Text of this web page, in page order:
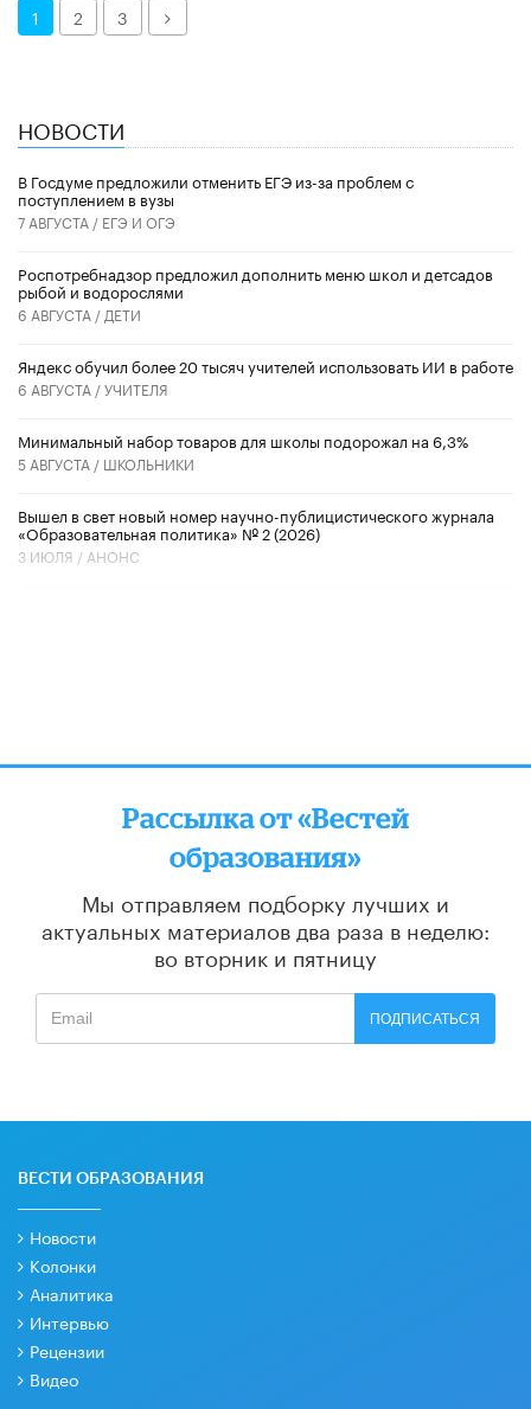
1 2 3 Далее
НОВОСТИ
В Госдуме предложили отменить ЕГЭ из-за проблем с
поступлением в вузы
7 АВГУСТА / ЕГЭ И ОГЭ
Роспотребнадзор предложил дополнить меню школ и детсадов
рыбой и водорослями
6 АВГУСТА / ДЕТИ
​Яндекс обучил более 20 тысяч учителей использовать ИИ в работе
6 АВГУСТА /УЧИТЕЛЯ
Минимальный набор товаров для школы подорожал на 6,3%
5 АВГУСТА / ШКОЛЬНИКИ
Вышел в свет новый номер научно-публицистического журнала
«Образовательная политика» № 2 (2026)
3 ИЮЛЯ / АНОНС
Рассылка от «Вестей
образования»
Мы отправляем подборку лучших и
актуальных материалов два раза в неделю:
во вторник и пятницу
ПОДПИСАТЬСЯ
ВЕСТИ ОБРАЗОВАНИЯ
Новости
Колонки
Аналитика
Интервью
Рецензии
Видео